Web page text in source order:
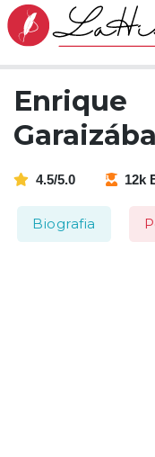
4.5/5.0 12k
Biografia